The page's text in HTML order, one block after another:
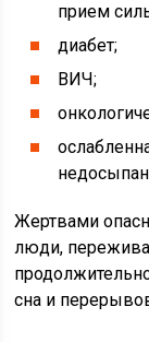
прием
диабет;
ВИЧ;
Жертвами
люди,
сна и